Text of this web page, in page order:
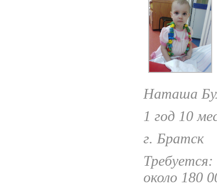
Наташа
1 год 10
г. Братск
около 180